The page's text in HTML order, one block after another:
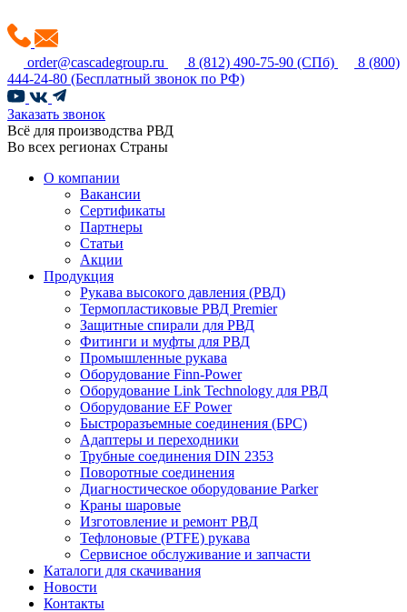
order@cascadegroup.ru 8 (812) 490-75-90 (СПб)
8 (800)
444-24-80 (Бесплатный звонок по РФ)
Заказать звонок
Всё для производства РВД
Во всех регионах Страны
О компании
Вакансии
Сертификаты
Партнеры
Статьи
Акции
Продукция
Рукава высокого давления (РВД)
Термопластиковые РВД Premier
Защитные спирали для РВД
Фитинги и муфты для РВД
Промышленные рукава
Оборудование Finn-Power
Оборудование Link Technology для РВД
Оборудование EF Power
Быстроразъемные соединения (БРС)
Адаптеры и переходники
Трубные соединения DIN 2353
Поворотные соединения
Диагностическое оборудование Parker
Краны шаровые
Изготовление и ремонт РВД
Тефлоновые (PTFE) рукава
Сервисное обслуживание и запчасти
Каталоги для скачивания
Новости
Контакты